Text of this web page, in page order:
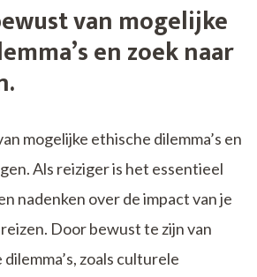
van mogelijke
en zoek naar
mogelijke ethische dilemma’s en
Als reiziger is het essentieel
nadenken over de impact van je
Door bewust te zijn van
zoals culturele